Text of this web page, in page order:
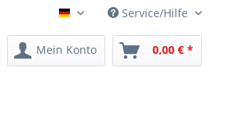
Deutsch Service/Hilfe
Mein Konto 0,00 € *